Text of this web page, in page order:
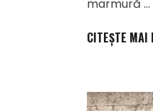
marmură
CITEȘTE MAI